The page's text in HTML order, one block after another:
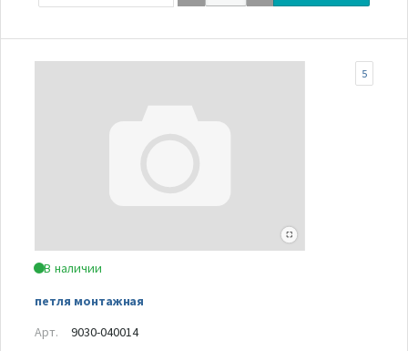
В наличии
петля монтажная
5
Арт.
9030-040014